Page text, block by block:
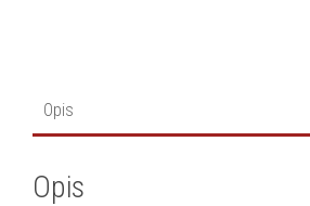
Opis
Opis